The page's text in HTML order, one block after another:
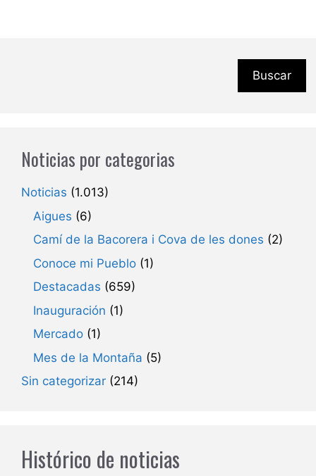
Buscar
Noticias por categorias
Noticias (1.013)
Aigues (6)
Camí de la Bacorera i Cova de les dones (2)
Conoce mi Pueblo (1)
Destacadas (659)
Inauguración (1)
Mercado (1)
Mes de la Montaña (5)
Sin categorizar (214)
Histórico de noticias